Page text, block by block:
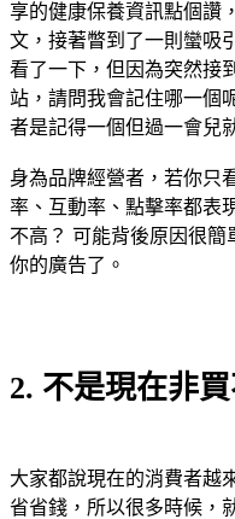
享的健康保養資訊點個讚
文，接著瞥到了一則蠻吸
看了一下，但因為突然接
站，請問我會記住哪一個
者是記得一個但過一會兒
身為品牌經營者，若你只
率、互動率、點擊率都表
不高？ 可能背後原因很
你的廣告了。
2. 不是現在非買
大家都說現在的消費者越
省省錢，所以很多時候，